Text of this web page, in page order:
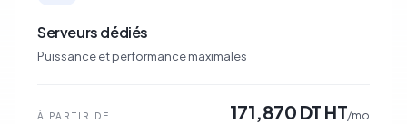
Serveurs dédiés
Puissance et performance maximales
À PARTIR DE 171,870 DT HT/mo